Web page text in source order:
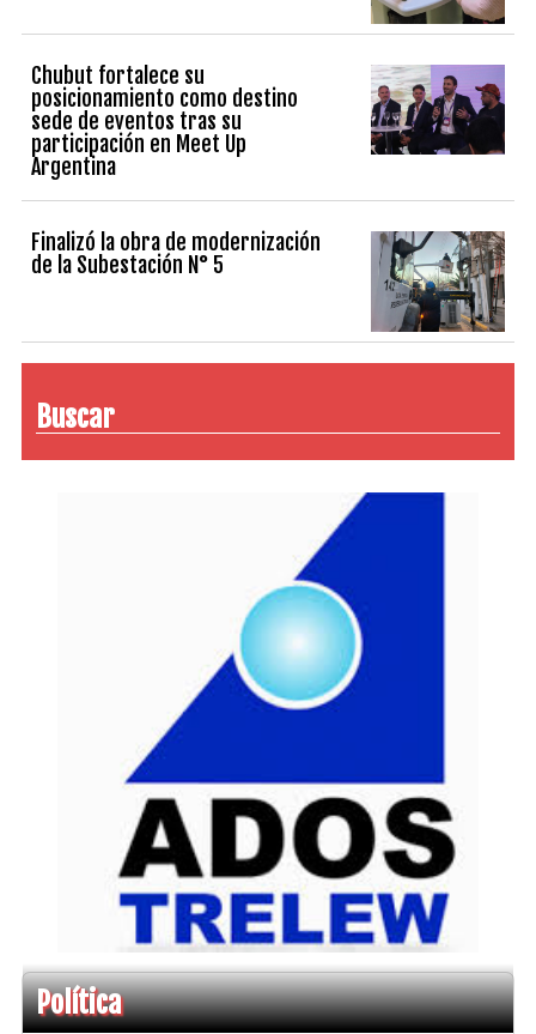
Chubut fortalece su
posicionamiento como destino
sede de eventos tras su
participación en Meet Up
Argentina
Finalizó la obra de modernización
de la Subestación N° 5
Buscar
Política